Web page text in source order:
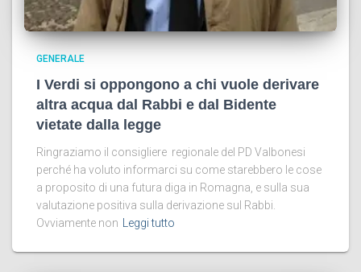
GENERALE
I Verdi si oppongono a chi vuole derivare
altra acqua dal Rabbi e dal Bidente
vietate dalla legge
Ringraziamo il consigliere regionale del PD Valbonesi
perché ha voluto informarci su come starebbero le cose
a proposito di una futura diga in Romagna, e sulla sua
valutazione positiva sulla derivazione sul Rabbi.
Ovviamente non
Leggi tutto